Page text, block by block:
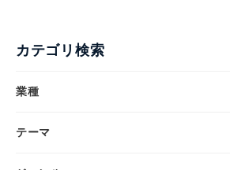
カテゴリ検索
業種
テーマ